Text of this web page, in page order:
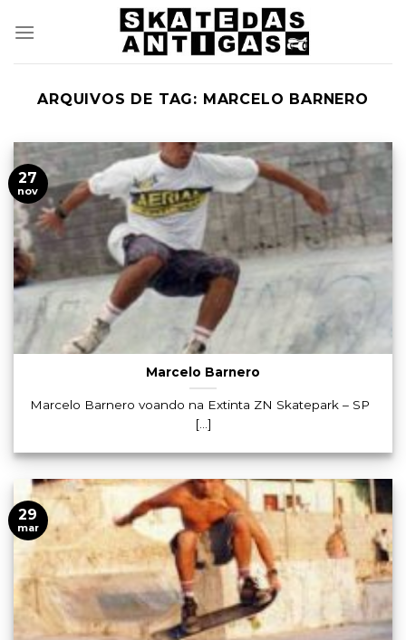
ARQUIVOS DE TAG: MARCELO BARNERO
Marcelo Barnero
Marcelo Barnero voando na Extinta ZN Skatepark – SP
[...]
27
nov
29
mar